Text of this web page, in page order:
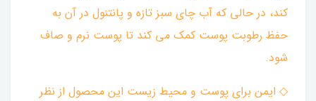
کند، در حالی که آب چای سبز تازه و پانتنول در آن به
حفظ رطوبت پوست کمک می کند تا پوست نرم و صاف
شود. ‌
◇ ایمن برای پوست و محیط زیست این محصول از نظر